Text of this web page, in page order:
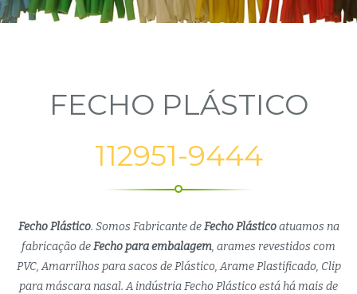
FECHO PLÁSTICO
112951-9444
Fecho Plástico. Somos Fabricante deFecho Plásticoatuamos na
fabricação deFecho para embalagem, arames revestidos com
PVC, Amarrilhos para sacos de Plástico, Arame Plastificado, Clip
para máscara nasal. A indústria Fecho Plástico está há mais de